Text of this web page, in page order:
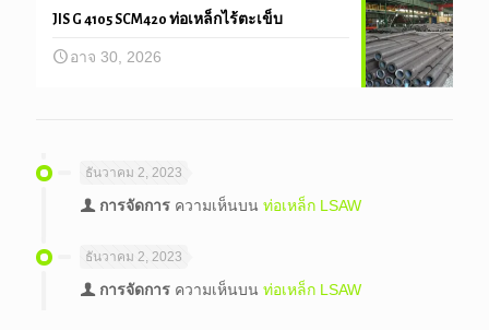
JIS G 4105 SCM420 ท่อเหล็กไร้ตะเข็บ
อาจ 30, 2026
ธันวาคม 2, 2023
การจัดการ ความเห็นบน ท่อเหล็ก LSAW
ธันวาคม 2, 2023
การจัดการ ความเห็นบน ท่อเหล็ก LSAW